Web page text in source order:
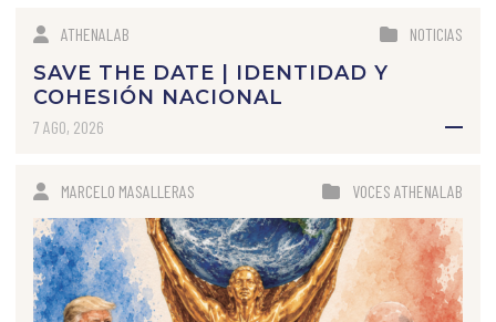
ATHENALAB NOTICIAS
SAVE THE DATE | IDENTIDAD Y
COHESIÓN NACIONAL
7 AGO, 2026
MARCELO MASALLERAS VOCES ATHENALAB